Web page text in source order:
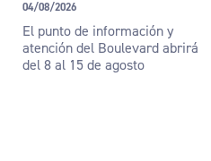
Actualidad
04/08/2026
El punto de información y
atención del Boulevard abrirá
del 8 al 15 de agosto